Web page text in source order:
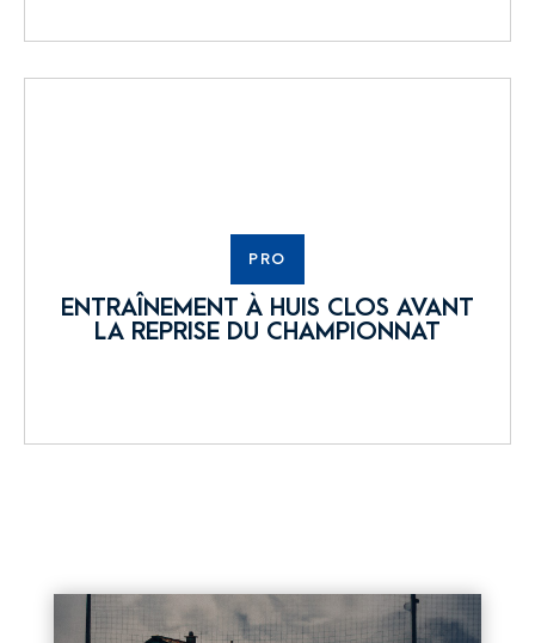
PRO
ENTRAÎNEMENT À HUIS CLOS AVANT
LA REPRISE DU CHAMPIONNAT